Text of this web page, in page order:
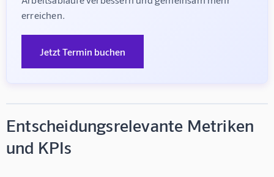
erreichen.
Jetzt Termin buchen
Entscheidungsrelevante Metriken
und KPIs